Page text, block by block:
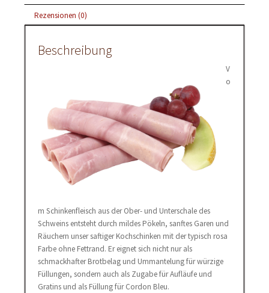
Rezensionen (0)
Beschreibung
V
o
m Schinkenfleisch aus der Ober- und Unterschale des
Schweins entsteht durch mildes Pökeln, sanftes Garen und
Räuchern unser saftiger Kochschinken mit der typisch rosa
Farbe ohne Fettrand. Er eignet sich nicht nur als
schmackhafter Brotbelag und Ummantelung für würzige
Füllungen, sondern auch als Zugabe für Aufläufe und
Gratins und als Füllung für Cordon Bleu.